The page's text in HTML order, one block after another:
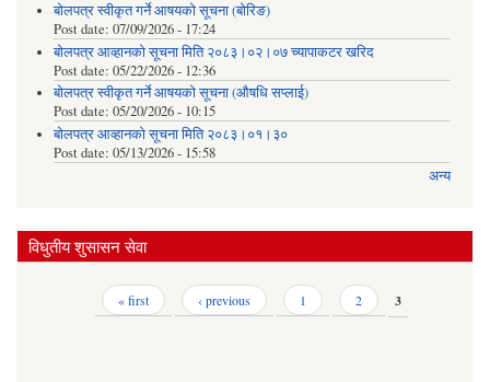
बोलपत्र स्वीकृत गर्ने आषयको सूचना (बोरिङ)
Post date: 07/09/2026 - 17:24
बोलपत्र आव्हानको सूचना मिति २०८३।०२।०७ च्यापाकटर खरिद
Post date: 05/22/2026 - 12:36
बोलपत्र स्वीकृत गर्ने आषयको सूचना (औषधि सप्लाई)
Post date: 05/20/2026 - 10:15
बोलपत्र आव्हानको सूचना मिति २०८३।०१।३०
Post date: 05/13/2026 - 15:58
अन्य
विधुतीय शुसासन सेवा
« first ‹ previous 1 2 3